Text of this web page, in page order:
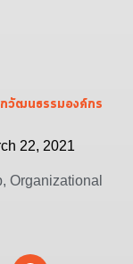
วัฒนธรรมองค์กร
22, 2021
, Organizational
Podcast